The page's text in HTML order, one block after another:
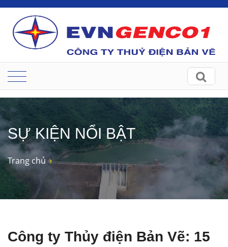
SỰ KIỆN NỔI BẬT
Trang chủ
Công ty Thủy điện Bản Vẽ: 15